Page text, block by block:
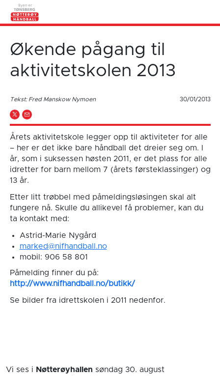
Økende pågang til
aktivitetskolen 2013
Tekst: Fred Manskow Nymoen 30/01/2013
Årets aktivitetskole legger opp til aktiviteter for alle
– her er det ikke bare håndball det dreier seg om. I
år, som i suksessen høsten 2011, er det plass for alle
idretter for barn mellom 7 (årets førsteklassinger) og
13 år.
Etter litt trøbbel med påmeldingsløsingen skal alt
fungere nå. Skulle du allikevel få problemer, kan du
ta kontakt med:
Astrid-Marie Nygård
marked@nifhandball.no
mobil: 906 58 801
Påmelding finner du på:
http://www.nifhandball.no/butikk/
Se bilder fra idrettskolen i 2011 nedenfor.
Vi ses i Nøtterøyhallen søndag 30. august